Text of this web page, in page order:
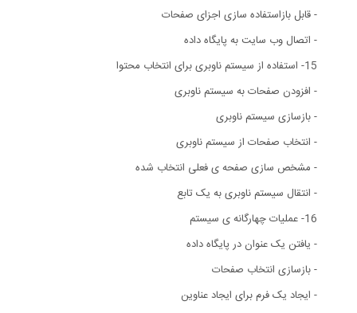
- قابل بازاستفاده سازی اجزای صفحات
- اتصال وب سایت به پایگاه داده
15- استفاده از سیستم ناوبری برای انتخاب محتوا
- افزودن صفحات به سیستم ناوبری
- بازسازی سیستم ناوبری
- انتخاب صفحات از سیستم ناوبری
- مشخص سازی صفحه ی فعلی انتخاب شده
- انتقال سیستم ناوبری به یک تابع
16- عملیات چهارگانه ی سیستم
- یافتن یک عنوان در پایگاه داده
- بازسازی انتخاب صفحات
- ایجاد یک فرم برای ایجاد عناوین